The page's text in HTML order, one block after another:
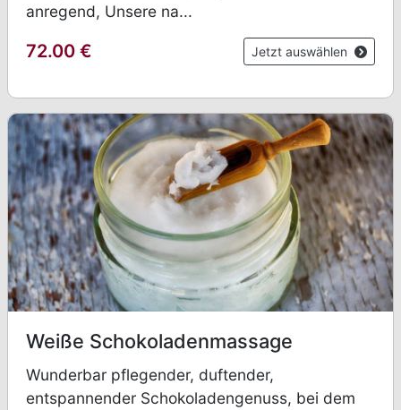
anregend, Unsere na...
72.00 € Jetzt auswählen
Weiße Schokoladenmassage
Wunderbar pflegender, duftender,
entspannender Schokoladengenuss, bei dem